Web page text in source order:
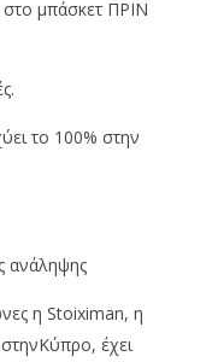
μπάσκετ ΠΡΙΝ
το 100% στην
ανάληψης
η Stoiximan, η
έχει